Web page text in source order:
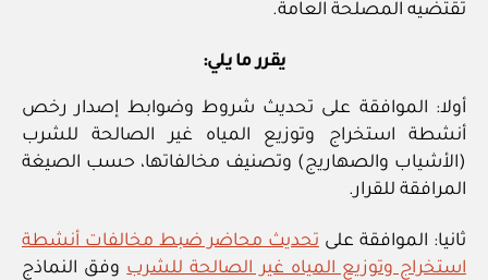
تقتضيه المصلحة العامة.
يقرر ما يلي:
أولا: الموافقة على تحديث شروط وضوابط إصدار رخص
أنشطة استخراج وتوزيع المياه غير الصالحة للشرب
(الأشياب والصهاريج) وتصنيف مخالفاتها، حسب الصيغة
المرافقة للقرار.
ثانيا: الموافقة على تحديث محاضر ضبط مخالفات أنشطة
استخراج وتوزيع المياه غير الصالحة للشربوفق النماذج